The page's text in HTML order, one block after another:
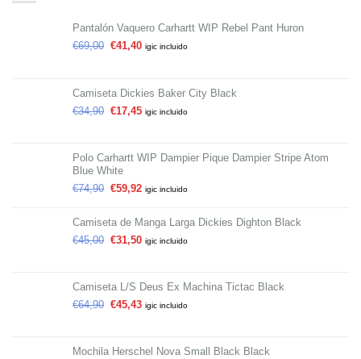
Pantalón Vaquero Carhartt WIP Rebel Pant Huron
€69,00 €41,40 igic incluido
Camiseta Dickies Baker City Black
€34,90 €17,45 igic incluido
Polo Carhartt WIP Dampier Pique Dampier Stripe Atom
Blue White
€74,90 €59,92 igic incluido
Camiseta de Manga Larga Dickies Dighton Black
€45,00 €31,50 igic incluido
Camiseta L/S Deus Ex Machina Tictac Black
€64,90 €45,43 igic incluido
Mochila Herschel Nova Small Black Black